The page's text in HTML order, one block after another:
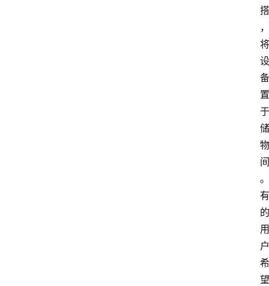
搭
，
将
设
备
置
于
储
物
间
。
有
的
用
户
希
望